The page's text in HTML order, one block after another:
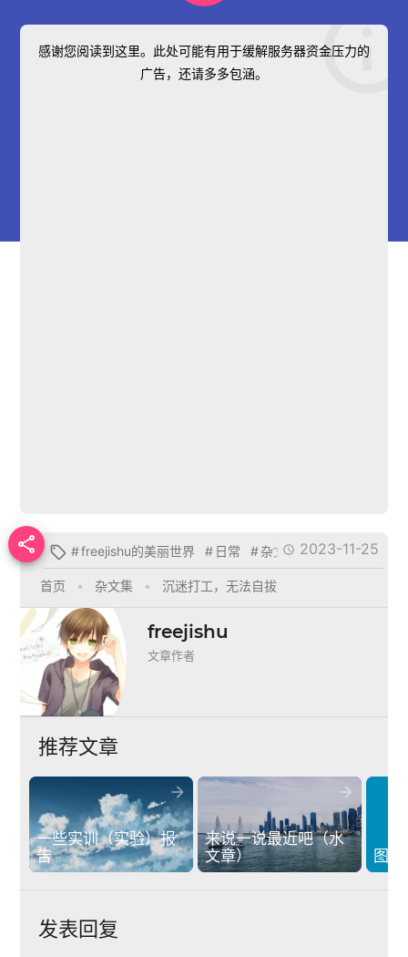
感谢您阅读到这里。此处可能有用于缓解服务器资金压力的
广告，还请多多包涵。
  #freejishu的美丽世界 # 日常 #杂文集
 2023-11-25
首页 • 杂文集 • 沉迷打工，无法自拔
freejishu
文章作者
推荐文章
一些实训（实验）报
告

来说一说最近吧（水
文章）

图
发表回复